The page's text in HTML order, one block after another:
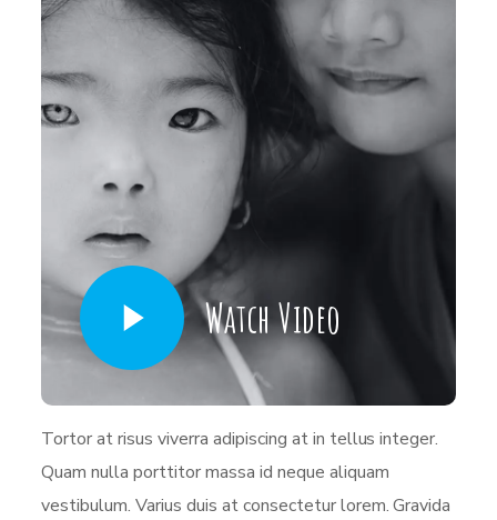
Watch Video
Tortor at risus viverra adipiscing at in tellus integer.
Quam nulla porttitor massa id neque aliquam
vestibulum. Varius duis at consectetur lorem. Gravida